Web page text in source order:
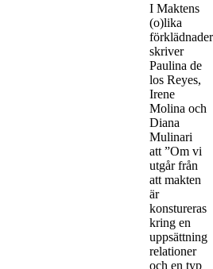
I Maktens
(o)lika
förklädnader
skriver
Paulina de
los Reyes,
Irene
Molina och
Diana
Mulinari
att ”Om vi
utgår från
att makten
är
konstureras
kring en
uppsättning
relationer
och en typ